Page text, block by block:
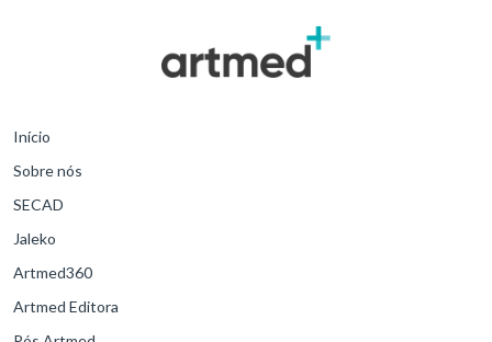
Início
Sobre nós
SECAD
Jaleko
Artmed360
Artmed Editora